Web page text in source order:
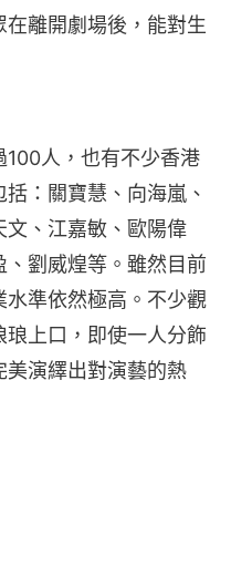
離開劇場後，能對生
100人，也有不少香港
：關寶慧、向海嵐、
文、江嘉敏、歐陽偉
劉威煌等。雖然目前
水準依然極高。不少觀
上口，即使一人分飾
美演繹出對演藝的熱